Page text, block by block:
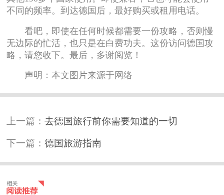
不同的频率。到达德国后，最好购买或租用电话。
看吧，即使在任何时候都需要一份攻略，否则慢
无边际的忙活，也只是在白费功夫。这份访问德国攻
略，请您收下。最后，多谢阅览！
声明：本文图片来源于网络
上一篇：去德国旅行前你需要知道的一切
下一篇：德国旅游指南